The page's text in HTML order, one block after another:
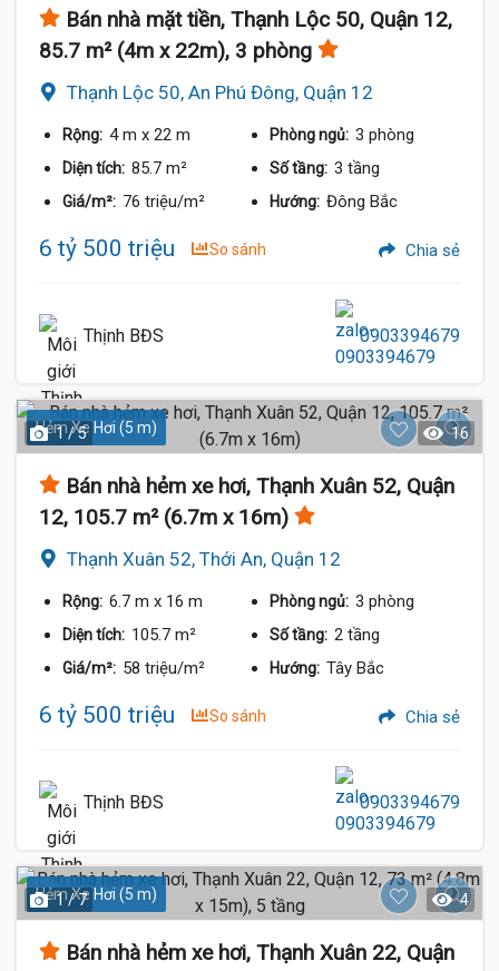
Bán nhà mặt tiền, Thạnh Lộc 50, Quận 12,
85.7 m² (4m x 22m), 3 phòng
Thạnh Lộc 50, An Phú Đông, Quận 12
Rộng: 4 m x 22 m Phòng ngủ: 3 phòng
Diện tích: 85.7 m² Số tầng: 3 tầng
Giá/m²: 76 triệu/m² Hướng: Đông Bắc
6 tỷ 500 triệu So sánh Chia sẻ
Thịnh BĐS 0903394679
Hẻm Xe Hơi (5 m)
1 / 5 16
Bán nhà hẻm xe hơi, Thạnh Xuân 52, Quận
12, 105.7 m² (6.7m x 16m)
Thạnh Xuân 52, Thới An, Quận 12
Rộng: 6.7 m x 16 m Phòng ngủ: 3 phòng
Diện tích: 105.7 m² Số tầng: 2 tầng
Giá/m²: 58 triệu/m² Hướng: Tây Bắc
6 tỷ 500 triệu So sánh Chia sẻ
Thịnh BĐS 0903394679
Hẻm Xe Hơi (5 m)
1 / 7 4
Bán nhà hẻm xe hơi, Thạnh Xuân 22, Quận